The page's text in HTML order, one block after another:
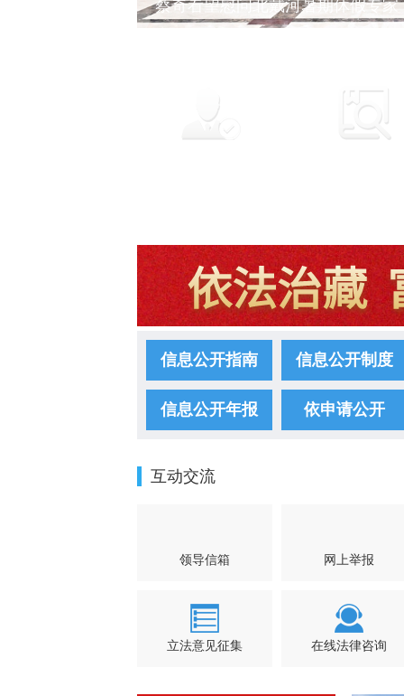
蔡奇看望慰问北戴河暑期休假专家
信息公开指南 信息公开制度
信息公开年报 依申请公开
互动交流
领导信箱 网上举报
立法意见征集 在线法律咨询